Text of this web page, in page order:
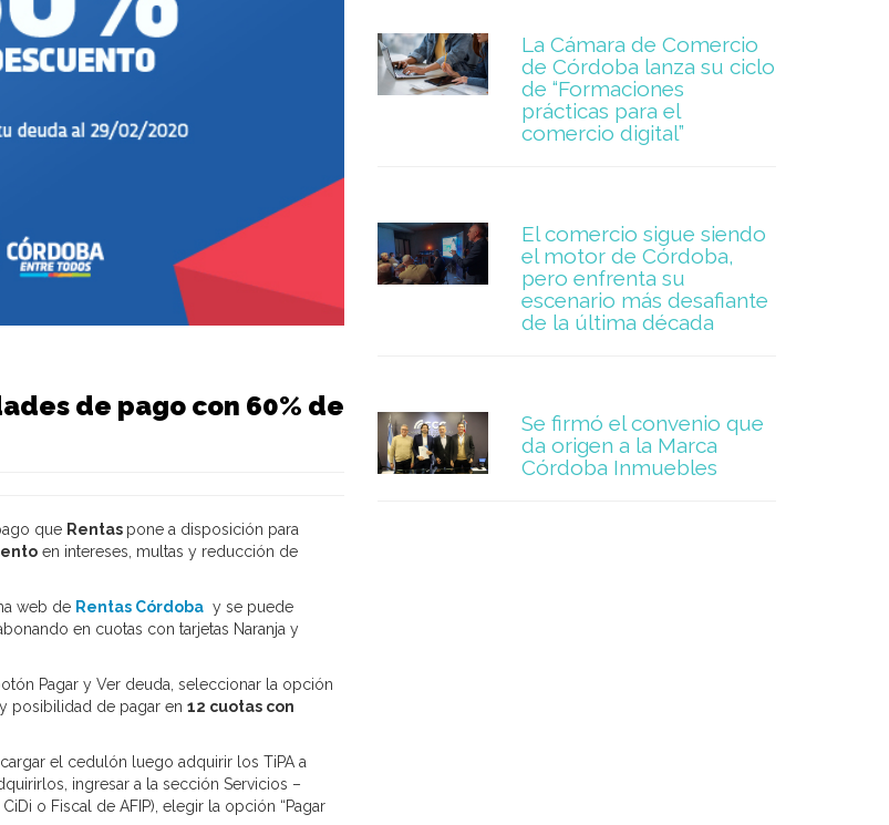
de pago con 60% de
que Rentas pone a disposición para
en intereses, multas y reducción de
web de Rentas Córdoba y se puede
en cuotas con tarjetas Naranja y
Pagar y Ver deuda , seleccionar la opción
posibilidad de pagar en 12 cuotas con
el cedulón luego adquirir los TiPA a
ingresar a la sección Servicios –
o Fiscal de AFIP), elegir la opción “Pagar
La Cámara de Comercio
de Córdoba lanza su ciclo
de “Formaciones
prácticas para el
comercio digital”
El comercio sigue siendo
el motor de Córdoba,
pero enfrenta su
escenario más desafiante
de la última década
Se firmó el convenio que
da origen a la Marca
Córdoba Inmuebles